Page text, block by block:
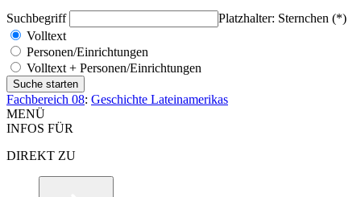
Suchbegriff
Platzhalter: Sternchen (*)
Volltext
Personen/Einrichtungen
Volltext + Personen/Einrichtungen
Fachbereich 08: Geschichte Lateinamerikas
MENÜ
INFOS FÜR
DIREKT ZU